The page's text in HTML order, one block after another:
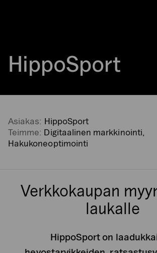
HippoSport
Asiakas: HippoSport
Teimme: Digitaalinen markkinointi,
Hakukoneoptimointi
Verkkokaupan
laukalle
HippoSport on